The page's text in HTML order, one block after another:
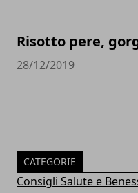
Risotto pere,
28/12/2019
CATEGORIE
Consigli Salute e